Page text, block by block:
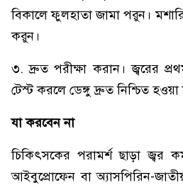
বিকালে ফুলহাতা জামা পরুন।
করুন।
৩. দ্রুত পরীক্ষা করান। জ্বরের
টেস্ট করলে ডেঙ্গু দ্রুত নিশ্চিত হওয়া
যা করবেন না
চিকিৎসকের পরামর্শ ছাড়া জ্বর
আইবুপ্রোফেন বা অ্যাসপিরিন-